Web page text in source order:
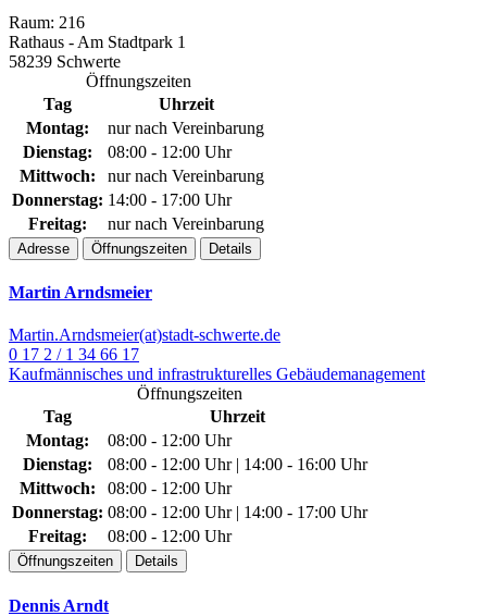
Raum: 216
Rathaus - Am Stadtpark 1
58239 Schwerte
Öffnungszeiten
Tag
Uhrzeit
Montag:
nur nach Vereinbarung
Dienstag:
08:00 - 12:00 Uhr
Mittwoch:
nur nach Vereinbarung
Donnerstag: 14:00 - 17:00 Uhr
Freitag:
nur nach Vereinbarung
Adresse Öffnungszeiten Details
Martin Arndsmeier
Martin.Arndsmeier(at)stadt-schwerte.de
0 17 2 / 1 34 66 17
Kaufmännisches und infrastrukturelles Gebäudemanagement
Öffnungszeiten
Tag
Uhrzeit
Montag:
08:00 - 12:00 Uhr
Dienstag:
08:00 - 12:00 Uhr | 14:00 - 16:00 Uhr
Mittwoch:
08:00 - 12:00 Uhr
Donnerstag: 08:00 - 12:00 Uhr | 14:00 - 17:00 Uhr
Freitag:
08:00 - 12:00 Uhr
Öffnungszeiten Details
Dennis Arndt